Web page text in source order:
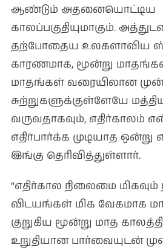
ஆண்டும் அதனையொட்டிய
காலப்பகுதியுமாகும்.
தற்போதைய உலகளாவிய
காரணமாக, மூன்று
மாதங்கள் வரையிலான
சுற்றுகளுக்குள்ளேயே
வருவதாகவும், எதிர்காலம்
எதிர்பார்க்க முடியாத
இங்கு தெரிவித்துள்ளார்.
“எதிர்கால நிலைமை மிகவும்
விடயங்கள் மிக வேகமாக
குறுகிய மூன்று மாத
உறுதியான பார்வையுடன்